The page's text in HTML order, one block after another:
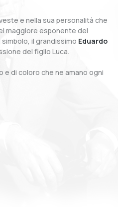
e nella sua personalità che
maggiore esponente del
il grandissimo Eduardo
del figlio Luca.
di coloro che ne amano ogni